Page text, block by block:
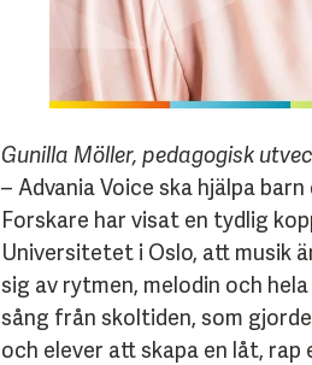
Gunilla Möller, pedagogisk
– Advania Voice ska hjälpa
Forskare har visat en tydlig
Universitetet i Oslo, att musik
sig av rytmen, melodin och
sång från skoltiden, som
och elever att skapa en låt,